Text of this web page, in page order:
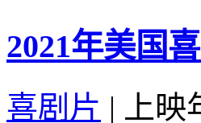
2021年美国
喜剧片 | 上